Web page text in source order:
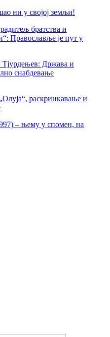
ни у својој земљи!
братства и
Православље је пут у
Држава и
снабдевање
раскринкавање и
– њему у спомен, на